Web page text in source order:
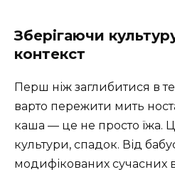
Зберігаючи
контекст
Перш ніж заглибитися в
варто пережити мить
каша — це не просто їжа.
культури, спадок. Від
модифікованих сучасних